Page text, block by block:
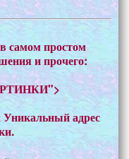
самом простом
и прочего:
Уникальный адрес